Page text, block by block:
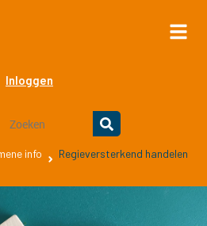
Inloggen
info Regieversterkend handelen